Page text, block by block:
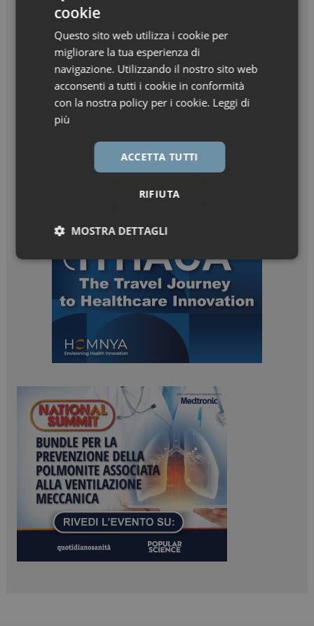
cookie
Questo sito web utilizza i cookie per
migliorare la tua esperienza di
navigazione. Utilizzando il nostro sito web
acconsenti a tutti i cookie in conformità
con la nostra policy per i cookie. Leggi di
più
ACCETTA TUTTI
RIFIUTA
MOSTRA DETTAGLI
Necessari Marketing
Marketing
I cookie necessari contribuiscono a rendere fruibile il
sito web abilitandone funzionalità di base quali la
navigazione sulle pagine e l'accesso alle aree
protette del sito. Il sito web non è in grado di
funzionare correttamente senza questi cookie.
NOME
FORNITORE / DOMINIO
_ga
Google LLC
.dailyhealthindustry.it